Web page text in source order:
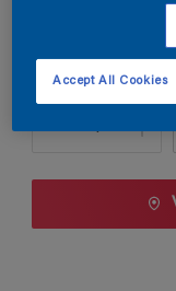
2,5 L
Aantal
Accept All Cookies